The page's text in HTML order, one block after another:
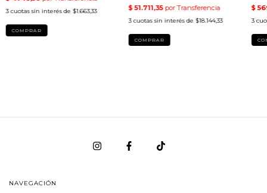
3 cuotas sin interés de $1.663,33
COMPRAR
3 cuotas sin interés de $18.144,33
COMPRAR
3
NAVEGACIÓN